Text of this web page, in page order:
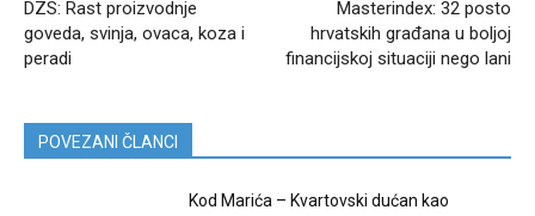
DZS: Rast proizvodnje
goveda, svinja, ovaca, koza i
peradi
Masterindex: 32 posto
hrvatskih građana u boljoj
financijskoj situaciji nego lani
POVEZANI ČLANCI
Kod Marića – Kvartovski dućan kao